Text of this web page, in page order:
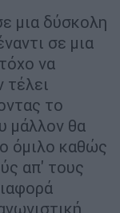
μια δύσκολη
σε μια
να
τέλει
το
μάλλον θα
όμιλο καθώς
απ' τους